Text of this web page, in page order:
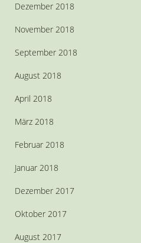
Dezember 2018
November 2018
September 2018
August 2018
April 2018
März 2018
Februar 2018
Januar 2018
Dezember 2017
Oktober 2017
August 2017